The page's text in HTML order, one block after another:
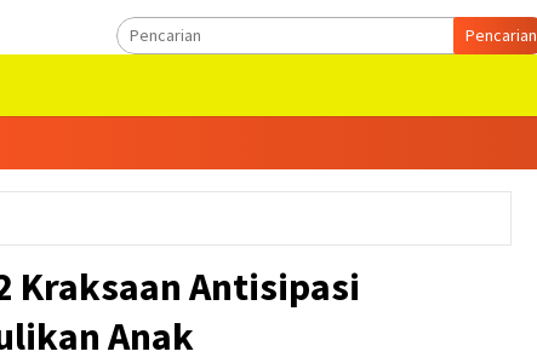
Pencarian
Kraksaan Antisipasi
Anak